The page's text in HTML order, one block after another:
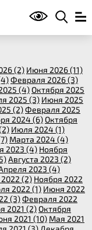
(2) Июня 2026 (11)
Февраля 2026 (3)
(4)Октября 2025
2025 (3) Июня 2025
(2)Февраля 2025
2024 (6)Октября
Июля 2024 (1)
Марта 2024 (4)
2023 (4) Ноября
Августа 2023 (2)
2023 (4)
(2) Ноября 2022
2022 (1) Июня 2022
(3)Февраля 2022
2021 (2)Октября
2021 (10) Мая 2021